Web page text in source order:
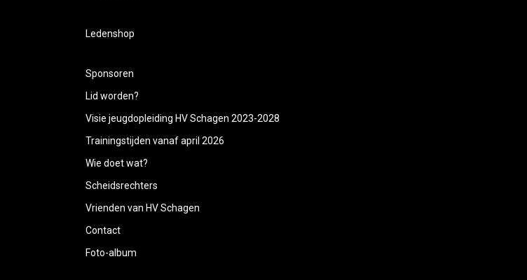
Ledenshop
Sponsoren
Lid worden?
Visie jeugdopleiding HV Schagen 2023-2028
Trainingstijden vanaf april 2026
Wie doet wat?
Scheidsrechters
Vrienden van HV Schagen
Contact
Foto-album